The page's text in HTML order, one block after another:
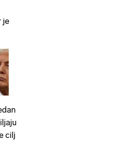
je
cilj